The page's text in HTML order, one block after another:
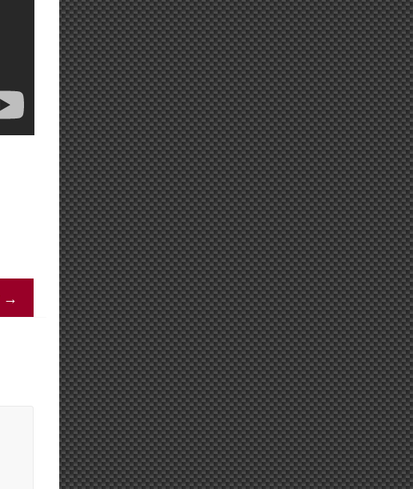
→